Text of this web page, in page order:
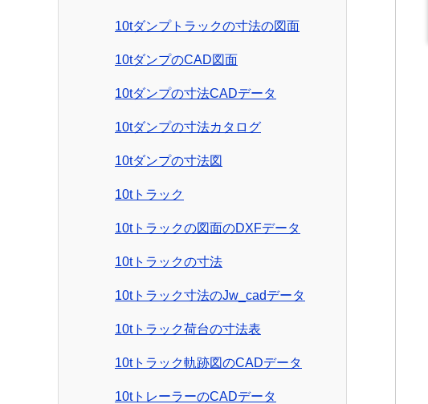
10tダンプトラックの寸法の図面
10tダンプのCAD図面
10tダンプの寸法CADデータ
10tダンプの寸法カタログ
10tダンプの寸法図
10tトラック
10tトラックの図面のDXFデータ
10tトラックの寸法
10tトラック寸法のJw_cadデータ
10tトラック荷台の寸法表
10tトラック軌跡図のCADデータ
10tトレーラーのCADデータ